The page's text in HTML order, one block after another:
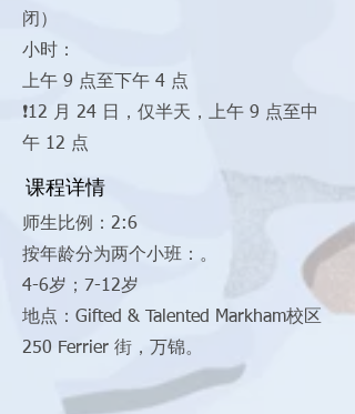
闭）
小时：
上午 9 点至下午 4 点
❗12 月 24 日，仅半天，上午 9 点至中
午 12 点
课程详情
师生比例：2:6
按年龄分为两个小班：。
4-6岁；7-12岁
地点：Gifted & Talented Markham校区
250 Ferrier 街，万锦。